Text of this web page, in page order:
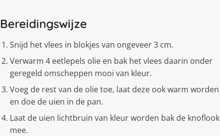
Bereidingswijze
Snijd het vlees in blokjes van ongeveer 3 cm.
Verwarm 4 eetlepels olie en bak het vlees daarin onder
geregeld omscheppen mooi van kleur.
Voeg de rest van de olie toe, laat deze ook warm worden
en doe de uien in de pan.
Laat de uien lichtbruin van kleur worden bak de knoflook
mee.